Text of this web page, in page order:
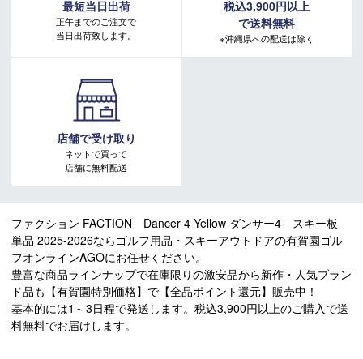
最短当日出荷
正午までのご注文で
当日出荷致します。
税込3,900円以上
で送料無料
※沖縄県への配送は除く
店舗で受け取り
ネットで買って
店舗に無料配送
ファクション FACTION Dancer 4 Yellow ダンサー4 スキー板
単品 2025-2026ならゴルフ用品・スキーアウトドアの有賀園ゴル
フオンラインAGOにお任せください。
豊富な商品ラインナップで在庫限りの激安品から新作・人気ブラン
ド品も【有賀園特別価格】で【全品ポイント還元】販売中！
基本的には1～3日程で発送します。税込3,900円以上のご購入で送
料無料でお届けします。